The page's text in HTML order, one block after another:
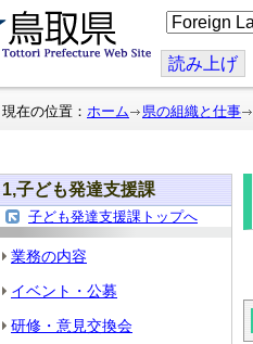
こ
の
ジ
を
翻
読み上げ
現在の位置： ホーム 県の組織と仕事
1,子ども発達支援課
子ども発達支援課トップへ
業務の内容
イベント・公募
研修・意見交換会